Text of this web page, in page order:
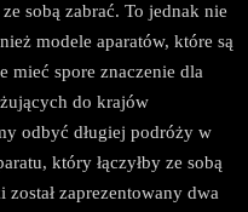
sobą zabrać. To jednak nie
modele aparatów, które są
mieć spore znaczenie dla
do krajów
odbyć długiej podróży w
który łączyłby ze sobą
zaprezentowany dwa